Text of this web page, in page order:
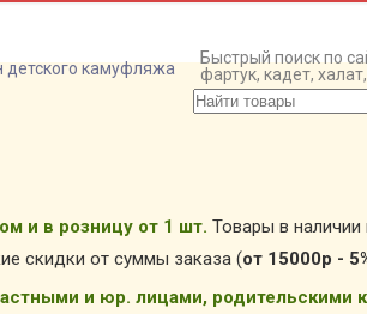
Быстрый поиск по
фартук, кадет,
и в розницу от 1 шт. Товары в наличии
скидки от суммы заказа (от 15000р -
и юр. лицами, родительскими